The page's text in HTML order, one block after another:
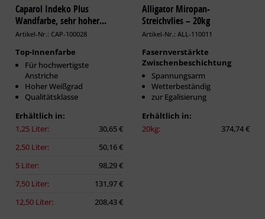
Caparol Indeko Plus
Wandfarbe, sehr hoher...
Artikel-Nr.: CAP-100028
Top-Innenfarbe
Für hochwertigste
Anstriche
Hoher Weißgrad
Qualitätsklasse
Erhältlich in:
1,25 Liter:
30,65 €
2,50 Liter:
50,16 €
5 Liter:
98,29 €
7,50 Liter:
131,97 €
12,50 Liter:
208,43 €
Alligator Miropan-
Streichvlies – 20kg
Artikel-Nr.: ALL-110011
Fasernverstärkte
Zwischenbeschichtung
Spannungsarm
Wetterbeständig
zur Egalisierung
Erhältlich in:
20kg:
374,74 €